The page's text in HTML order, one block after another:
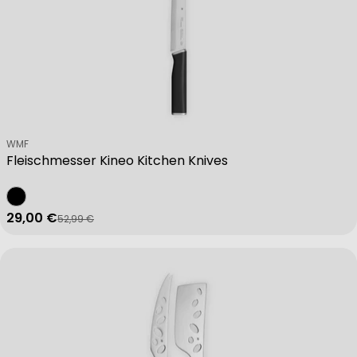
Fleischmesser Kineo Kitchen Knives
Verkäufer:
WMF
Verkaufspreis
29,00 €
Regulärer Preis
52,99 €